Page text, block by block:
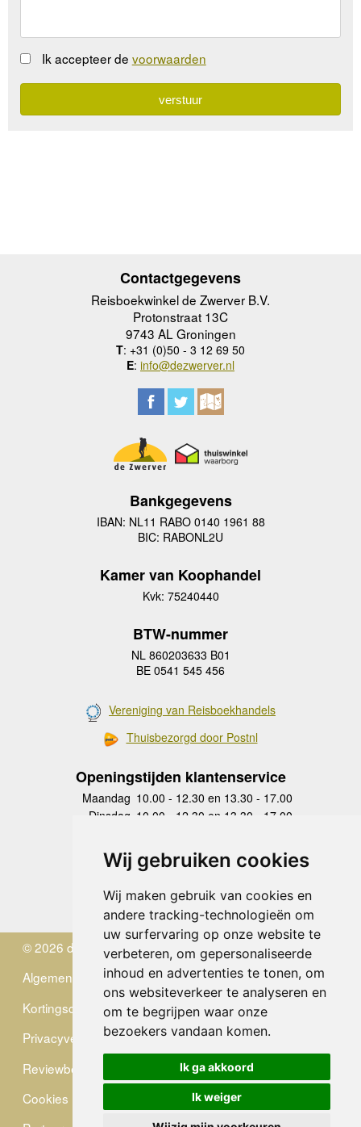
Wij gebruiken cookies
Wij maken gebruik van cookies en
andere tracking-technologieën om
uw surfervaring op onze website te
verbeteren, om gepersonaliseerde
inhoud en advertenties te tonen, om
ons websiteverkeer te analyseren en
om te begrijpen waar onze
bezoekers vandaan komen.
Ik ga akkoord
Ik weiger
Ik accepteer de voorwaarden
Contactgegevens
Reisboekwinkel de Zwerver B.V.
Protonstraat 13C
9743 AL Groningen
T: +31 (0)50 - 3 12 69 50
E: info@dezwerver.nl
Bankgegevens
IBAN: NL11 RABO 0140 1961 88
BIC: RABONL2U
Kamer van Koophandel
Kvk: 75240440
BTW-nummer
NL 860203633 B01
BE 0541 545 456
Vereniging van Reisboekhandels
Thuisbezorgd door Postnl
Openingstijden klantenservice
Maandag 10.00 - 12.30 en 13.30 - 17.00
Dinsdag 10.00 - 12.30 en 13.30 - 17.00
Donderdag
10.00 - 12.30 en 13.30 - 17.00
Vrijdag 10.00 - 12.30 en 13.30 - 17.00
Zaterdag
gesloten
Zondag gesloten
© 2026 de Zwerver
Algemene Voorwaarden
Kortingscode
Privacyverklaring
Reviewbeleid
Cookies